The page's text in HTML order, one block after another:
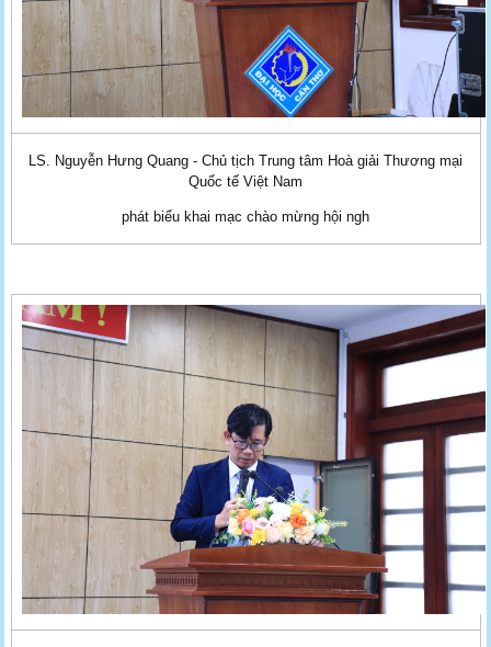
LS. Nguyễn Hưng Quang - Chủ tịch Trung tâm Hoà giải Thương mại
Quốc tế Việt Nam
phát biểu khai mạc chào mừng hội ngh